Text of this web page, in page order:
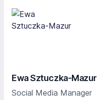
Ewa Sztuczka-Mazur
Social Media Manager